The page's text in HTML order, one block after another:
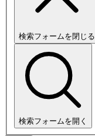
検索フォームを閉じる
検索フォームを開く